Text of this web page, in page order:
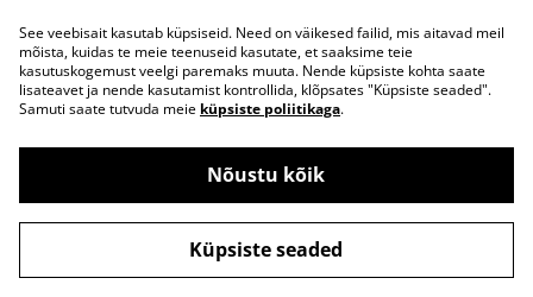
Võta meiega
ühendust
Juriidilised
tingimused
Privaatsuspoliitika
Küpsisepoliitika
©2026KAMBUKKA.ee
powered by
See veebisait kasutab küpsiseid. Need on väikesed failid, mis aitavad meil
mõista, kuidas te meie teenuseid kasutate, et saaksime teie
kasutuskogemust veelgi paremaks muuta. Nende küpsiste kohta saate
lisateavet ja nende kasutamist kontrollida, klõpsates "Küpsiste seaded".
Samuti saate tutvuda meie küpsiste poliitikaga.
Nõustu kõik
Küpsiste seaded